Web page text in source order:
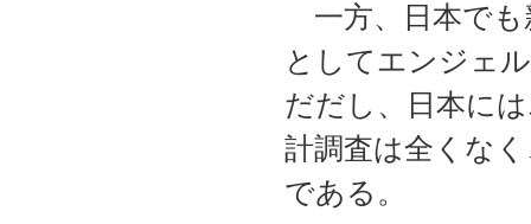
一方、日本でも
としてエンジェ
だだし、日本に
計調査は全くな
である。